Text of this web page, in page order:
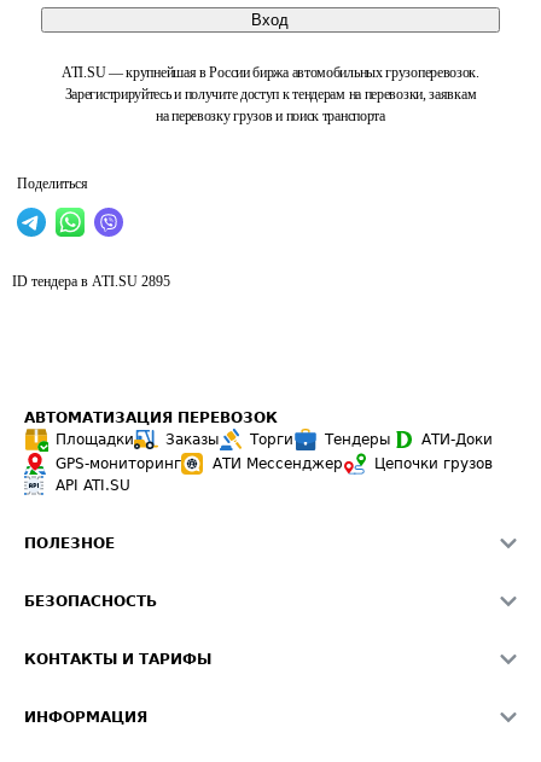
Вход
ATI.SU — крупнейшая в России биржа автомобильных грузоперевозок.
Зарегистрируйтесь и получите доступ к тендерам на перевозки, заявкам
на перевозку грузов и поиск транспорта
Поделиться
ID тендера в ATI.SU 2895
АВТОМАТИЗАЦИЯ ПЕРЕВОЗОК
Площадки
Заказы Торги Тендеры
АТИ-Доки
GPS-мониторинг
АТИ Мессенджер
Цепочки грузов
API ATI.SU
ПОЛЕЗНОЕ
Звезды ATI.SU на вашем сайте
Средние ставки
БЕЗОПАСНОСТЬ
Светофор+
КОНТАКТЫ И ТАРИФЫ
ИНФОРМАЦИЯ